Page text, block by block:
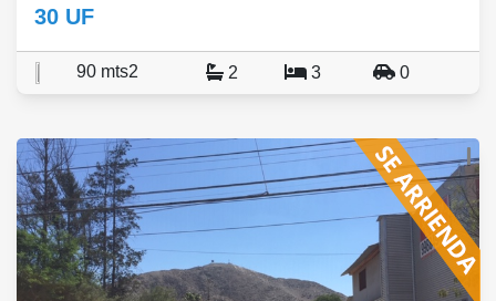
30 UF
90 mts2 2 3 0